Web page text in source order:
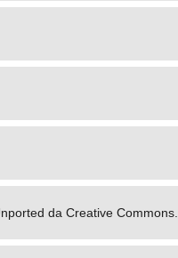
da Creative Commons.